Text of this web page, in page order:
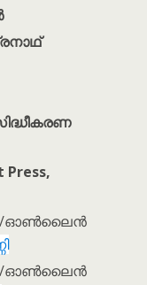
Press,
ഓൺലൈൻ
ഓൺലൈൻ